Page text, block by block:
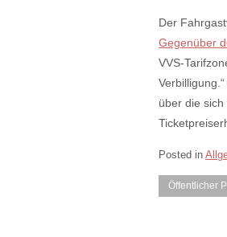
Der
Gegenüber
VVS-
über die
Posted in
Öffentlicher